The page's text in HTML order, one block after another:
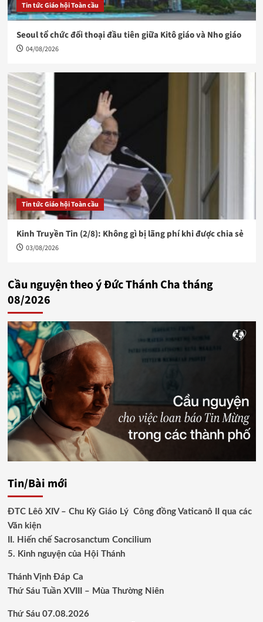
Tin tức Giáo hội Toàn cầu
Seoul tổ chức đối thoại đầu tiên giữa Kitô giáo và Nho giáo
04/08/2026
Tin tức Giáo hội Toàn cầu
Kinh Truyền Tin (2/8): Không gì bị lãng phí khi được chia sẻ
03/08/2026
Cầu nguyện theo ý Đức Thánh Cha tháng
08/2026
Tin/Bài mới
ĐTC Lêô XIV – Chu Kỳ Giáo Lý Công đồng Vaticanô II qua các
Văn kiện
II. Hiến chế Sacrosanctum Concilium
5. Kinh nguyện của Hội Thánh
Thánh Vịnh Đáp Ca
Thứ Sáu Tuần XVIII – Mùa Thường Niên
Thứ Sáu 07.08.2026